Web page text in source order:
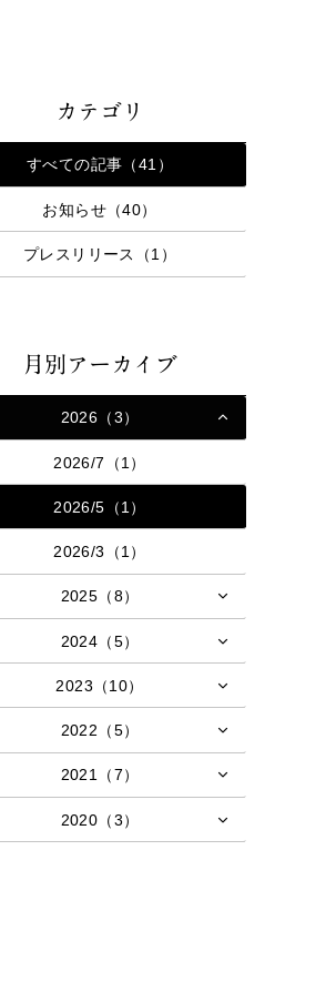
カテゴリ
すべての記事（41）
お知らせ（40）
プレスリリース（1）
月別アーカイブ
2026（3）
2026/7（1）
2026/5（1）
2026/3（1）
2025（8）
2024（5）
2023（10）
2022（5）
2021（7）
2020（3）